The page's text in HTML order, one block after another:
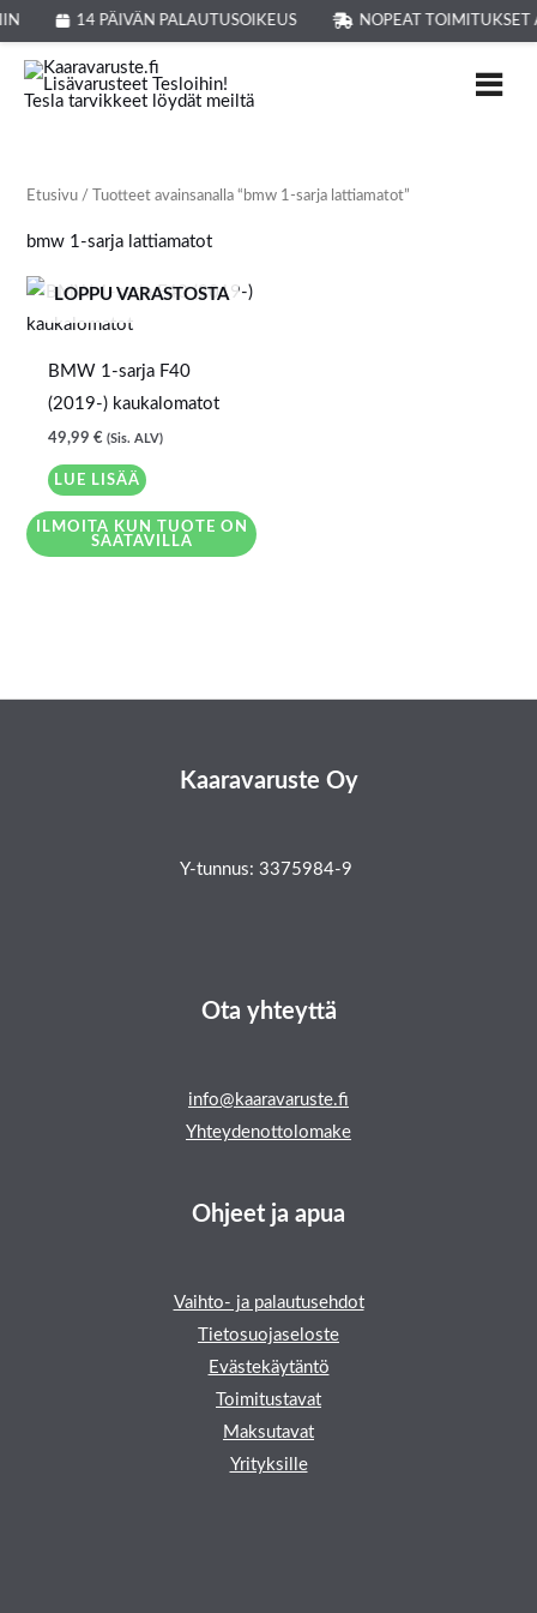
14 PÄIVÄN PALAUTUSOIKEUS NOPEAT TOIMITUKSET
Siirry
sisältöön
Etusivu / Tuotteet avainsanalla “bmw 1-sarja lattiamatot”
bmw 1-sarja lattiamatot
LOPPU VARASTOSTA
BMW 1-sarja F40
(2019-) kaukalomatot
49,99 € (Sis. ALV)
LUE LISÄÄ
ILMOITA KUN TUOTE ON
SAATAVILLA
Kaaravaruste Oy
Y-tunnus: 3375984-9
Ota yhteyttä
info@kaaravaruste.fi
Yhteydenottolomake
Ohjeet ja apua
Vaihto- ja palautusehdot
Tietosuojaseloste
Evästekäytäntö
Toimitustavat
Maksutavat
Yrityksille